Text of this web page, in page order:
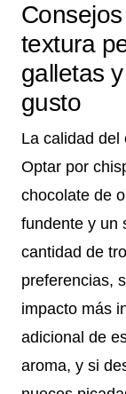
textura
galletas
gusto
La calidad del
Optar por
chocolate de
fundente y un
cantidad de
preferencias,
impacto más
adicional de
aroma, y si